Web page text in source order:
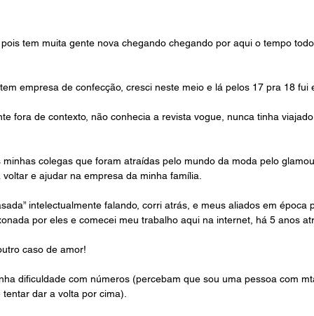
tem muita gente nova chegando chegando por aqui o tempo
empresa de confecção, cresci neste meio e lá pelos 17 pra 18 fui
fora de contexto, não conhecia a revista vogue, nunca tinha
colegas que foram atraídas pelo mundo da moda pelo
e ajudar na empresa da minha família.
intelectualmente falando, corri atrás, e meus aliados em
por eles e comecei meu trabalho aqui na internet, há 5 anos
caso de amor!
dificuldade com números (percebam que sou uma pessoa com
dar a volta por cima).